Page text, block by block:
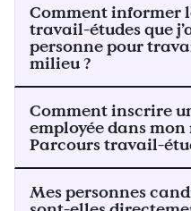
Comment informer
travail-études que
personne pour
milieu ?
Comment inscrire
employée dans
Parcours travail-
Mes personnes